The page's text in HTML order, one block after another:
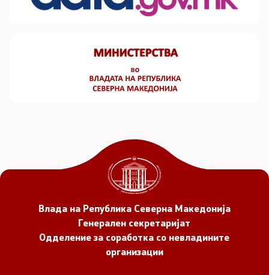
Влада на Република Северна Македонија
Генерален секретаријат
Одделение за соработка со невладините
организации